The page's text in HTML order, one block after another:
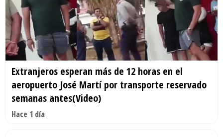
Extranjeros esperan más de 12 horas en el
aeropuerto José Martí por transporte reservado
semanas antes(Video)
Hace 1 día